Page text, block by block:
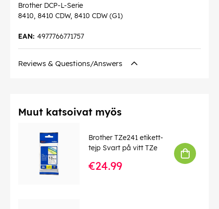
Brother DCP-L-Serie
8410, 8410 CDW, 8410 CDW (G1)
4977766771757
EAN:
Reviews & Questions/Answers
Muut katsoivat myös
Brother TZe241 etikett-
tejp Svart på vitt TZe
€24.99